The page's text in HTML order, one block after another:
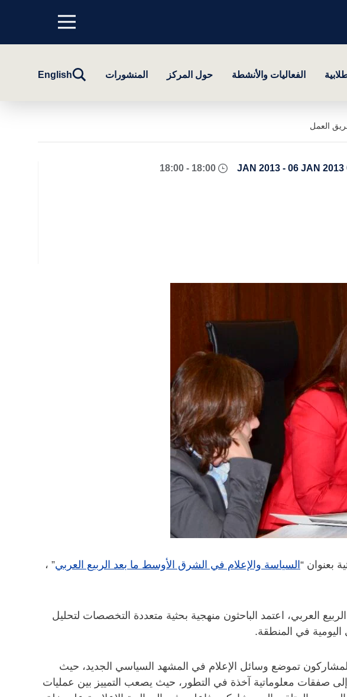
Menu
top
الفعاليات والأنشطة حول المركز المنشورات
تبديلEnglish
العمل
بعنوان “ السياسة والإعلام في الشرق الأوسط ما بعد الربيع العربي” ،
العربي، اعتمد الباحثون منهجية بحثية متعددة التخصصات لتحليل
في المنطقة.
تموضع وسائل الإعلام في المشهد السياسي الجديد، حيث
صفقات معلوماتية آخذة في التطور، حيث يصعب التمييز بين عمليات